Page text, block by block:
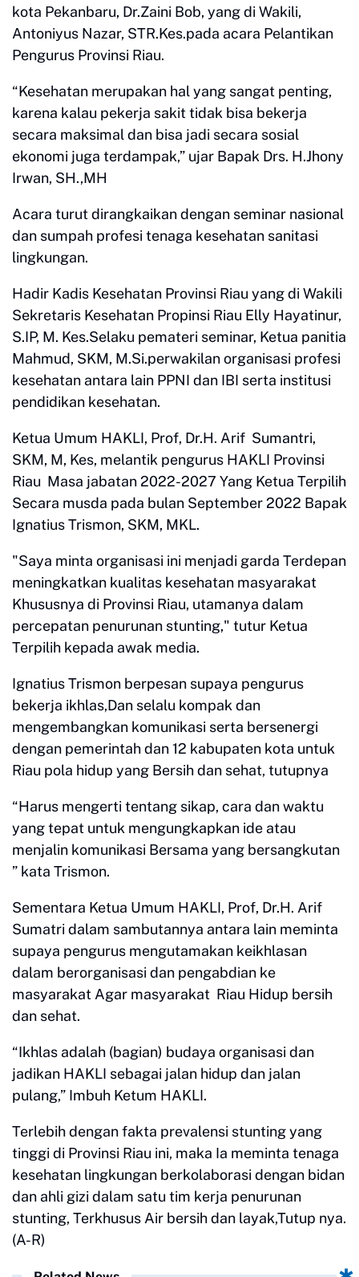
kota Pekanbaru, Dr.Zaini Bob, yang di Wakili,
Antoniyus Nazar, STR.Kes.pada acara Pelantikan
Pengurus Provinsi Riau.
“Kesehatan merupakan hal yang sangat penting,
karena kalau pekerja sakit tidak bisa bekerja
secara maksimal dan bisa jadi secara sosial
ekonomi juga terdampak,” ujar Bapak Drs. H.Jhony
Irwan, SH.,MH
Acara turut dirangkaikan dengan seminar nasional
dan sumpah profesi tenaga kesehatan sanitasi
lingkungan.
Hadir Kadis Kesehatan Provinsi Riau yang di Wakili
Sekretaris Kesehatan Propinsi Riau Elly Hayatinur,
S.IP, M. Kes.Selaku pemateri seminar, Ketua panitia
Mahmud, SKM, M.Si.perwakilan organisasi profesi
kesehatan antara lain PPNI dan IBI serta institusi
pendidikan kesehatan.
Ketua Umum HAKLI, Prof, Dr.H. Arif Sumantri,
SKM, M, Kes, melantik pengurus HAKLI Provinsi
Riau Masa jabatan 2022-2027 Yang Ketua Terpilih
Secara musda pada bulan September 2022 Bapak
Ignatius Trismon, SKM, MKL.
"Saya minta organisasi ini menjadi garda Terdepan
meningkatkan kualitas kesehatan masyarakat
Khususnya di Provinsi Riau, utamanya dalam
percepatan penurunan stunting," tutur Ketua
Terpilih kepada awak media.
Ignatius Trismon berpesan supaya pengurus
bekerja ikhlas,Dan selalu kompak dan
mengembangkan komunikasi serta bersenergi
dengan pemerintah dan 12 kabupaten kota untuk
Riau pola hidup yang Bersih dan sehat, tutupnya
“Harus mengerti tentang sikap, cara dan waktu
yang tepat untuk mengungkapkan ide atau
menjalin komunikasi Bersama yang bersangkutan
” kata Trismon.
Sementara Ketua Umum HAKLI, Prof, Dr.H. Arif
Sumatri dalam sambutannya antara lain meminta
supaya pengurus mengutamakan keikhlasan
dalam berorganisasi dan pengabdian ke
masyarakat Agar masyarakat Riau Hidup bersih
dan sehat.
“Ikhlas adalah (bagian) budaya organisasi dan
jadikan HAKLI sebagai jalan hidup dan jalan
pulang,” Imbuh Ketum HAKLI.
Terlebih dengan fakta prevalensi stunting yang
tinggi di Provinsi Riau ini, maka Ia meminta tenaga
kesehatan lingkungan berkolaborasi dengan bidan
dan ahli gizi dalam satu tim kerja penurunan
stunting, Terkhusus Air bersih dan layak,Tutup nya.
(A-R)